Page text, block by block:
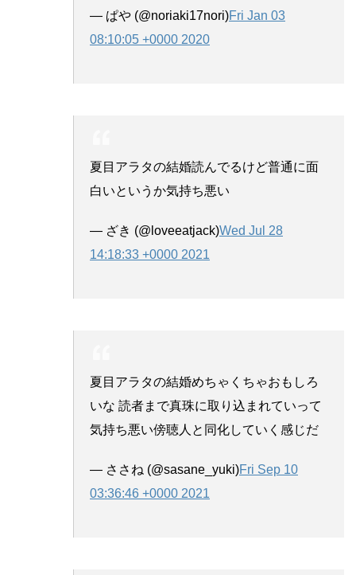
— ぱや (@noriaki17nori)Fri Jan 03
08:10:05 +0000 2020
夏目アラタの結婚読んでるけど普通に面
白いというか気持ち悪い
— ざき (@loveeatjack)Wed Jul 28
14:18:33 +0000 2021
夏目アラタの結婚めちゃくちゃおもしろ
いな 読者まで真珠に取り込まれていって
気持ち悪い傍聴人と同化していく感じだ
— ささね (@sasane_yuki)Fri Sep 10
03:36:46 +0000 2021